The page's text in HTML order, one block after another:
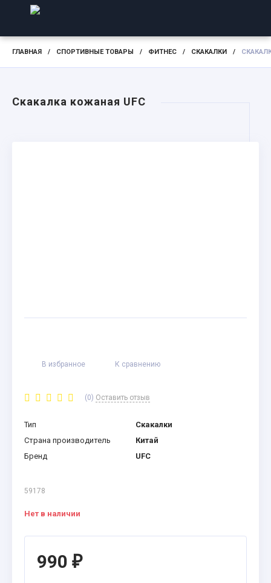
ГЛАВНАЯ / СПОРТИВНЫЕ ТОВАРЫ / ФИТНЕС / СКАКАЛКИ /
Скакалка кожаная UFC
В избранное К сравнению
(0) Оставить отзыв
Тип
Скакалки
Страна производитель
Китай
Бренд
UFC
59178
Нет в наличии
990 ₽